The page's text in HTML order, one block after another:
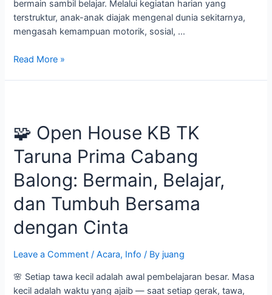
bermain sambil belajar. Melalui kegiatan harian yang
terstruktur, anak-anak diajak mengenal dunia sekitarnya,
mengasah kemampuan motorik, sosial, …
Read More »
🧩 Open House KB TK
Taruna Prima Cabang
Balong: Bermain, Belajar,
dan Tumbuh Bersama
dengan Cinta
Leave a Comment /Acara, Info / By juang
🌸 Setiap tawa kecil adalah awal pembelajaran besar. Masa
kecil adalah waktu yang ajaib — saat setiap gerak, tawa,
House
KB
Prima
Cabang
Balong:
Bermain,
dan
Bersama